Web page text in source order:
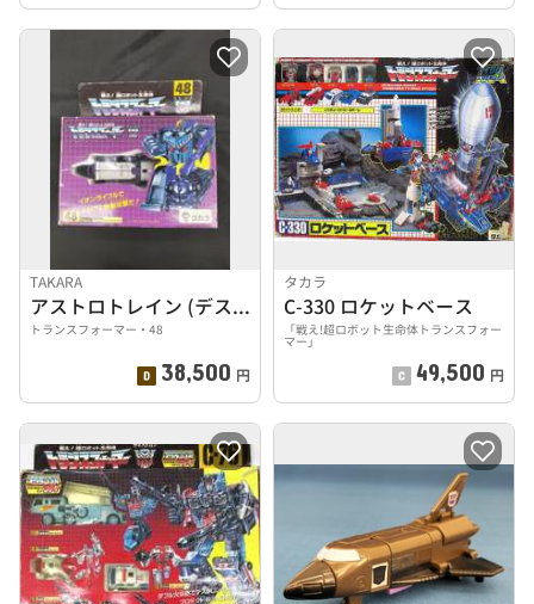
TAKARA
アストロトレイン (デストロン/輸送参謀)
トランスフォーマー・48
38,500 円
タカラ
C-330 ロケットベース
「戦え!超ロボット生命体トランスフォー
マー」
49,500 円